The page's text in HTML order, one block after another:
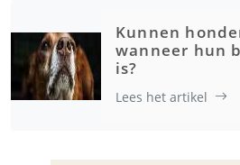
Kunnen
wanneer hun
is?
Lees het artikel